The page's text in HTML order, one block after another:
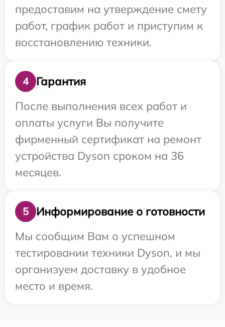
предоставим на утверждение смету
работ, график работ и приступим к
восстановлению техники.
4
Гарантия
После выполнения всех работ и
оплаты услуги Вы получите
фирменный сертификат на ремонт
устройства Dyson сроком на 36
месяцев.
5
Информирование о готовности
Мы сообщим Вам о успешном
тестировании техники Dyson, и мы
организуем доставку в удобное
место и время.